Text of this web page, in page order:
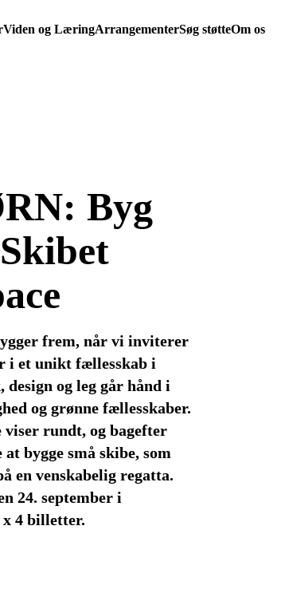
Viden og LæringArrangementerSøg støtteOm os
Byg
frem, når vi inviterer
i et unikt fællesskab i
og leg går hånd i
og grønne fællesskaber.
rundt, og bagefter
bygge små skibe, som
en venskabelig regatta.
24. september i
4 billetter.